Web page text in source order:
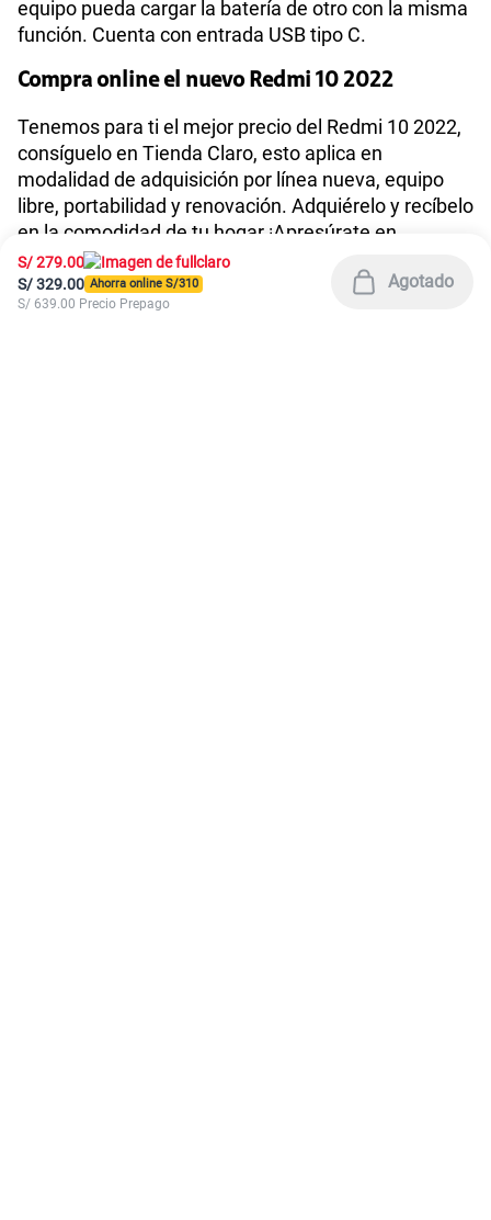
América Móvil Perú S.A.C. | RUC 20467534026
Todos los derechos reservados 2026
Condiciones de garantía de equipos|
Política de Privacidad |Derechos ARCO|
Sistema de consultas Tarifarias| Neutralidad de Red |
Sistema de Consulta de Deudas| Legal y regulatorio